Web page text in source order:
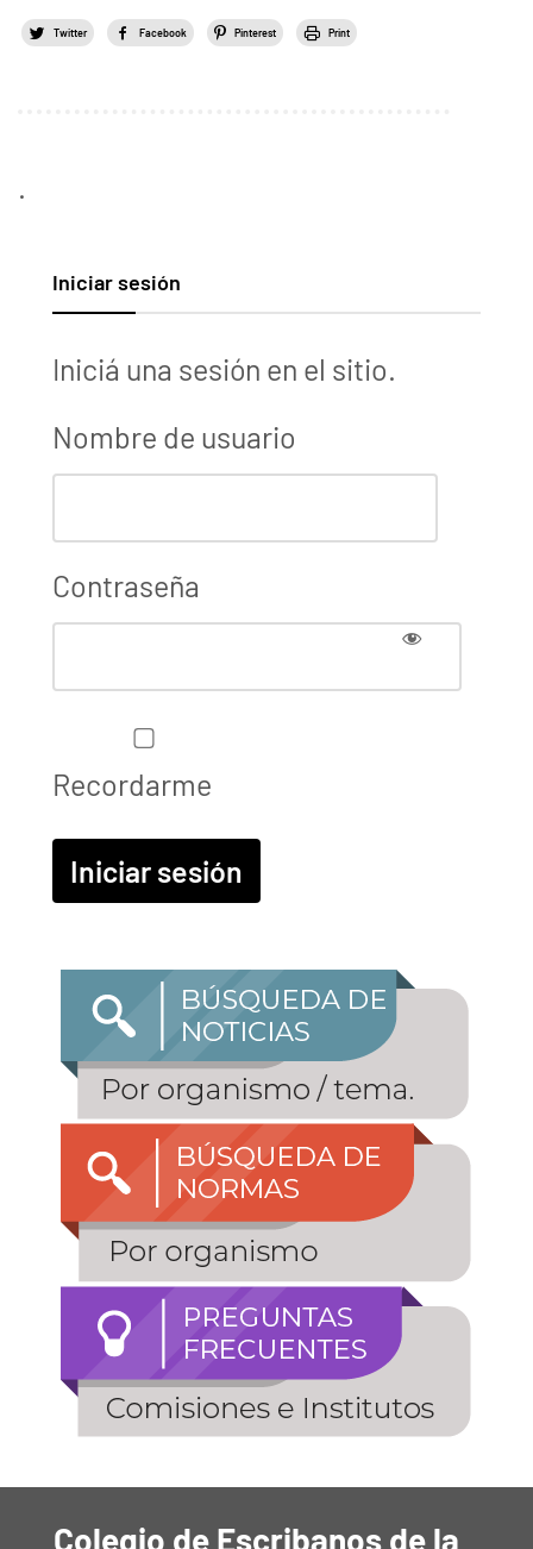
Twitter Facebook Pinterest Print
.
Iniciar sesión
Iniciá una sesión en el sitio.
Nombre de usuario
Contraseña
Recordarme
Colegio de Escribanos de la